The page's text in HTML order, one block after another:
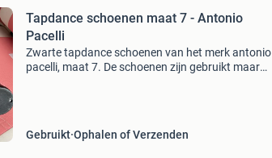
Tapdance schoenen maat 7 - Antonio
Pacelli
Zwarte tapdance schoenen van het merk antonio
pacelli, maat 7. De schoenen zijn gebruikt maar
Gebruikt Ophalen of Verzenden